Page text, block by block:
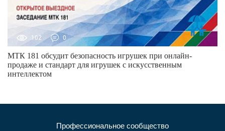
102 0
МТК 181 обсудит безопасность игрушек при онлайн-
продаже и стандарт для игрушек с искусственным
интеллектом
Профессиональное сообщество